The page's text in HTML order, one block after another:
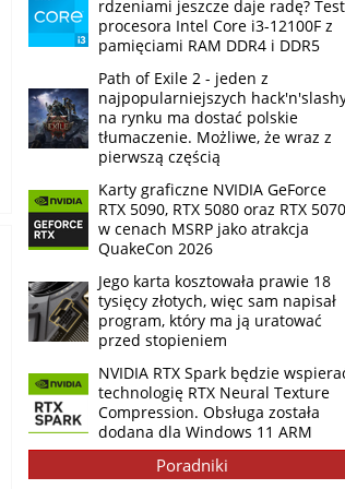
rdzeniami jeszcze daje radę? Test
procesora Intel Core i3-12100F z
pamięciami RAM DDR4 i DDR5
Path of Exile 2 - jeden z
najpopularniejszych
na rynku ma dostać polskie
tłumaczenie. Możliwe, że wraz z
pierwszą częścią
Karty graficzne NVIDIA GeForce
RTX 5090, RTX 5080 oraz RTX 5070
w cenach MSRP jako atrakcja
QuakeCon 2026
Jego karta kosztowała prawie 18
tysięcy złotych, więc sam napisał
program, który ma ją uratować
przed stopieniem
NVIDIA RTX Spark będzie
technologię RTX Neural Texture
Compression. Obsługa została
dodana dla Windows 11 ARM
Poradniki